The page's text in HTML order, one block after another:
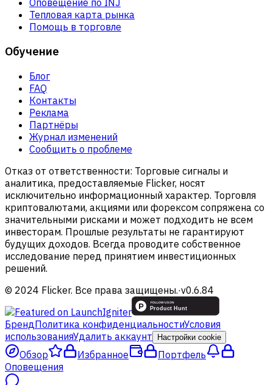
Тепловая карта рынка
Помощь в торговле
Обучение
Блог
FAQ
Контакты
Реклама
Партнёры
Журнал изменений
Сообщить о проблеме
Отказ от ответственности: Торговые сигналы и
аналитика, предоставляемые Flicker, носят
исключительно информационный характер. Торговля
криптовалютами, акциями или форексом сопряжена со
значительными рисками и может подходить не всем
инвесторам. Прошлые результаты не гарантируют
будущих доходов. Всегда проводите собственное
исследование перед принятием инвестиционных
решений.
© 2024 Flicker. Все права защищены.·v0.6.84
БрендПолитика конфиденциальностиУсловия
использованияУдалить аккаунт Настройки cookie
Обзор Избранное
Портфель
Оповещения